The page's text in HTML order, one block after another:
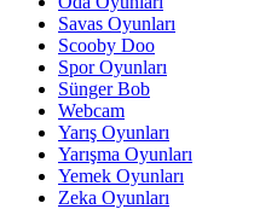
Savas Oyunları
Scooby Doo
Spor Oyunları
Sünger Bob
Webcam
Yarış Oyunları
Yarışma Oyunları
Yemek Oyunları
Zeka Oyunları